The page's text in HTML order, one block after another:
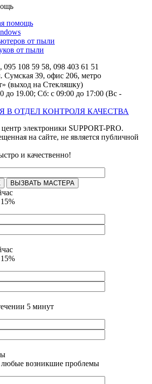
помощь
от пыли
от пыли
095 108 59 58, 098 403 61 51
Сумская 39, офис 206, метро
(выход на Стекляшку)
до 19.00; Сб: с 09:00 до 17:00 (Вс -
В ОТДЕЛ КОНТРОЛЯ КАЧЕСТВА
электроники SUPPORT-PRO.
на сайте, не является публичной
и качественно!
ВЫЗВАТЬ МАСТЕРА
5 минут
любые возникшие проблемы